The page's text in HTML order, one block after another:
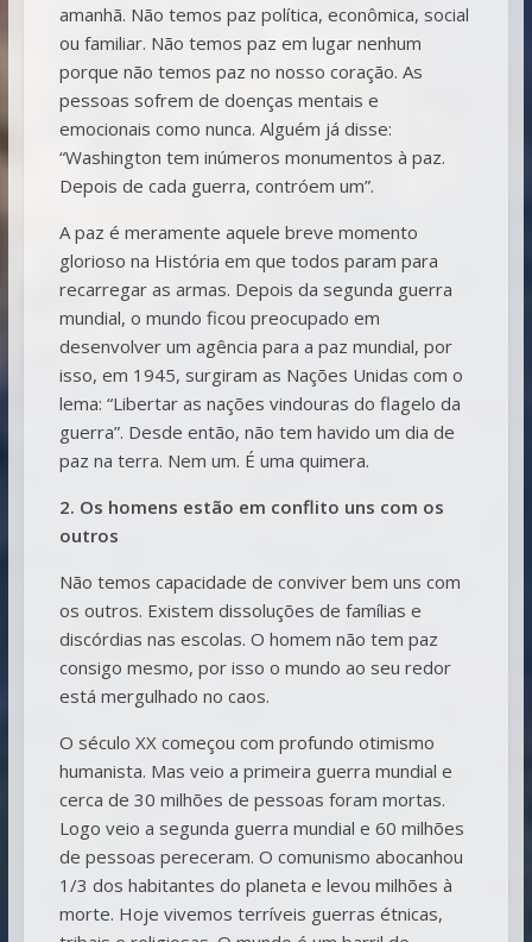
amanhã. Não temos paz política, econômica, social
ou familiar. Não temos paz em lugar nenhum
porque não temos paz no nosso coração. As
pessoas sofrem de doenças mentais e
emocionais como nunca. Alguém já disse:
“Washington tem inúmeros monumentos à paz.
Depois de cada guerra, contróem um”.
A paz é meramente aquele breve momento
glorioso na História em que todos param para
recarregar as armas. Depois da segunda guerra
mundial, o mundo ficou preocupado em
desenvolver um agência para a paz mundial, por
isso, em 1945, surgiram as Nações Unidas com o
lema: “Libertar as nações vindouras do flagelo da
guerra”. Desde então, não tem havido um dia de
paz na terra. Nem um. É uma quimera.
2. Os homens estão em conflito uns com os
outros
Não temos capacidade de conviver bem uns com
os outros. Existem dissoluções de famílias e
discórdias nas escolas. O homem não tem paz
consigo mesmo, por isso o mundo ao seu redor
está mergulhado no caos.
O século XX começou com profundo otimismo
humanista. Mas veio a primeira guerra mundial e
cerca de 30 milhões de pessoas foram mortas.
Logo veio a segunda guerra mundial e 60 milhões
de pessoas pereceram. O comunismo abocanhou
1/3 dos habitantes do planeta e levou milhões à
morte. Hoje vivemos terríveis guerras étnicas,